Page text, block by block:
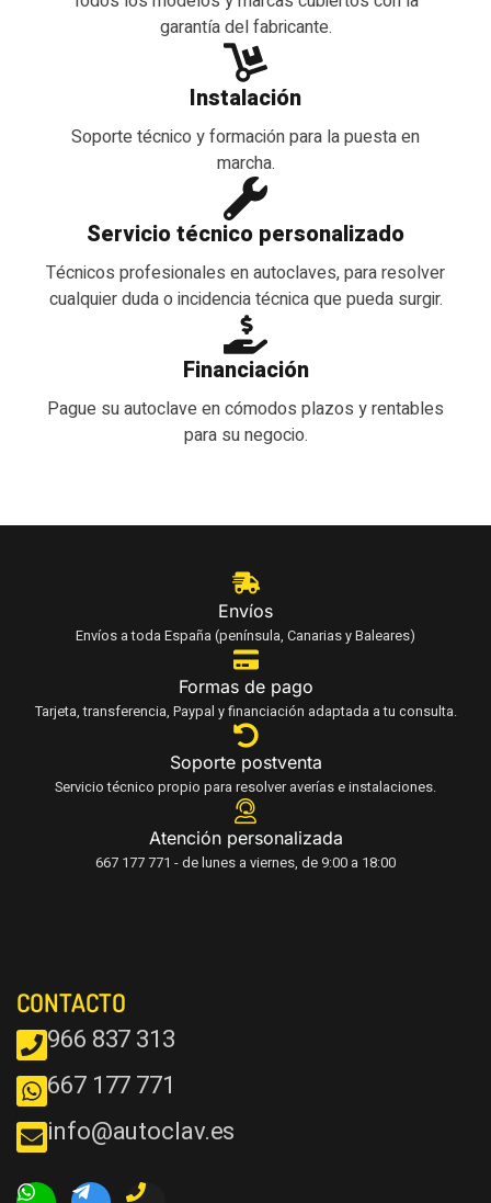
garantía del fabricante.
Instalación
Soporte técnico y formación para la puesta en
marcha.
Servicio técnico personalizado
Técnicos profesionales en autoclaves, para resolver
cualquier duda o incidencia técnica que pueda surgir.
Financiación
Pague su autoclave en cómodos plazos y rentables
para su negocio.
Envíos
Envíos a toda España (península, Canarias y Baleares)
Formas de pago
Tarjeta, transferencia, Paypal y financiación adaptada a tu consulta.
Soporte postventa
Servicio técnico propio para resolver averías e instalaciones.
Atención personalizada
667 177 771 - de lunes a viernes, de 9:00 a 18:00
CONTACTO
966 837 313
667 177 771
info@autoclav.es